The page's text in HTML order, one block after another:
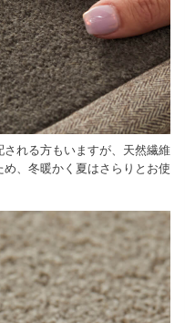
れる方もいますが、天然繊維
、冬暖かく夏はさらりとお使